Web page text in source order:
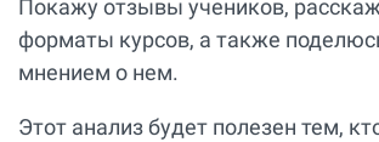
Покажу отзывы учеников,
форматы курсов, а также
мнением о нем.
Этот анализ будет полезен тем,